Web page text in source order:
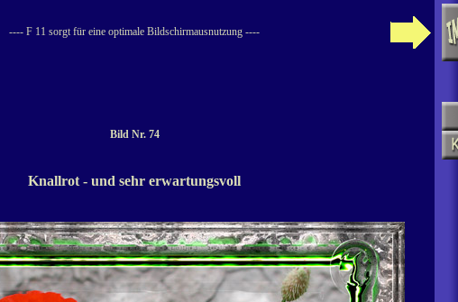
---- F 11 sorgt für eine optimale Bildschirmausnutzung ----
Bild Nr. 74
Knallrot - und sehr erwartungsvoll